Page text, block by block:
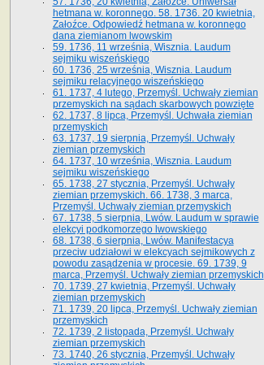
hetmana w. koronnego. 58. 1736. 20 kwietnia,
Załoźce. Odpowiedź hetmana w. koronnego
dana ziemianom lwowskim
59. 1736, 11 września, Wisznia. Laudum
sejmiku wiszeńskiego
60. 1736, 25 września, Wisznia. Laudum
sejmiku relacyjnego wiszeńskiego
61. 1737, 4 lutego, Przemyśl. Uchwały ziemian
przemyskich na sądach skarbowych powzięte
62. 1737, 8 lipca, Przemyśl. Uchwała ziemian
przemyskich
63. 1737, 19 sierpnia, Przemyśl. Uchwały
ziemian przemyskich
64. 1737, 10 września, Wisznia. Laudum
sejmiku wiszeńskiego
65. 1738, 27 stycznia, Przemyśl. Uchwały
ziemian przemyskich­­. 66. 1738, 3 marca,
Przemyśl. Uchwały ziemian przemyskich­
67. 1738, 5 sierpnia, Lwów. Laudum w sprawie
elekcyi podkomorzego lwowskiego
68. 1738, 6 sierpnia, Lwów. Manifestacya
przeciw udziałowi w elekcyach sejmikowych z
powodu zasądzenia w procesie. 69. 1739, 9
marca, Przemyśl. Uchwały ziemian przemyskich
70. 1739, 27 kwietnia, Przemyśl. Uchwały
ziemian przemyskich
71. 1739, 20 lipca, Przemyśl. Uchwały ziemian
przemyskich
72. 1739, 2 listopada, Przemyśl. Uchwały
ziemian przemyskich
73. 1740, 26 stycznia, Przemyśl. Uchwały